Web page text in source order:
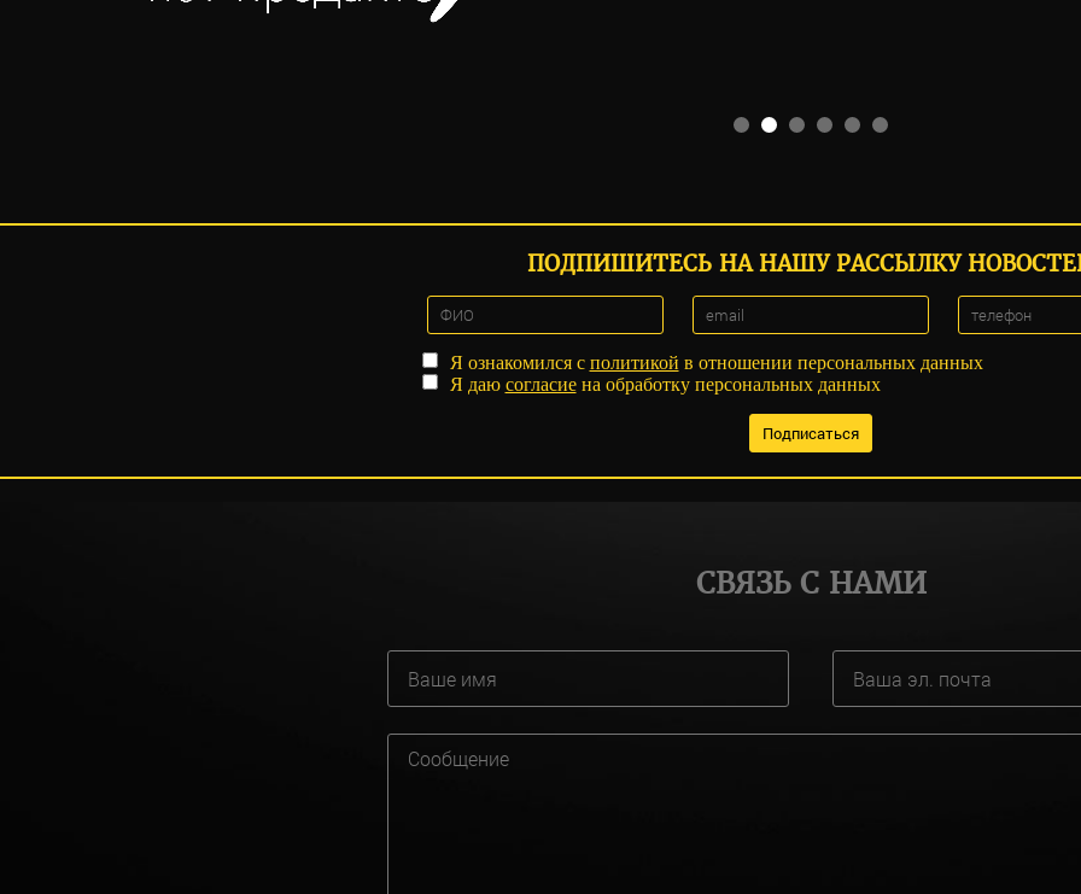
ПОДПИШИТЕСЬ НА НАШУ РАССЫЛКУ
Я ознакомился с политикой в отношении персональных данных
Я даю согласиена обработку персональных данных
СВЯЗЬ С НАМИ